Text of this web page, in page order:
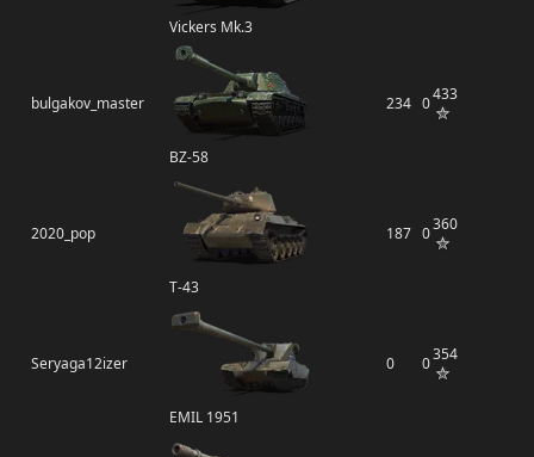
Vickers Mk.3
bulgakov_master
BZ-58
234 0433
2020_pop
Т-43
187 0360
Seryaga12izer
EMIL 1951
0 0354